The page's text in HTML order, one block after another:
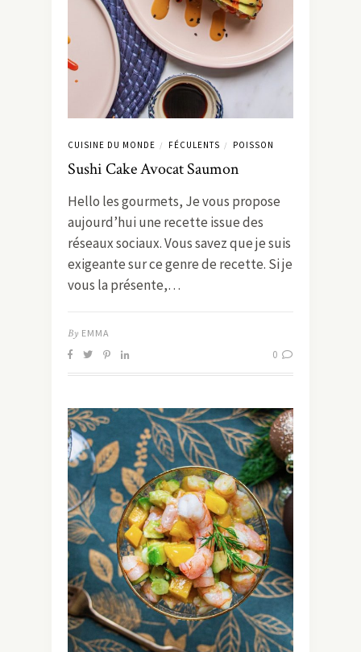
CUISINE DU MONDE / FÉCULENTS / POISSON
Sushi Cake Avocat Saumon
Hello les gourmets, Je vous propose
aujourd’hui une recette issue des
réseaux sociaux. Vous savez que je suis
exigeante sur ce genre de recette. Si je
vous la présente,…
By EMMA
0